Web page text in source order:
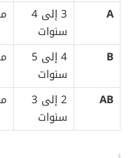
A
3 إلى 4
سنوات
B
4 إلى 5
سنوات
AB
2 إلى 3
سنوات